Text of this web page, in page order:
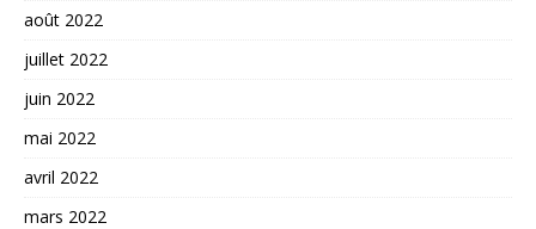
août 2022
juillet 2022
juin 2022
mai 2022
avril 2022
mars 2022